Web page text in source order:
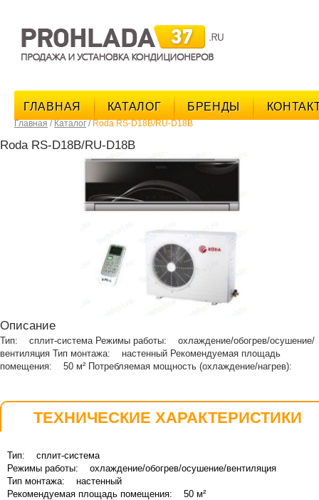
ГЛАВНАЯ КАТАЛОГ БРЕНДЫ
Главная / Каталог / Roda RS-D18B/RU-D18B
Roda RS-D18B/RU-D18B
Описание
Тип: сплит-система Режимы работы: охлаждение/обогрев/осушение/
вентиляция Тип монтажа: настенный Рекомендуемая площадь
помещения: 50 м² Потребляемая мощность (охлаждение/нагрев):
ТЕХНИЧЕСКИЕ ХАРАКТЕРИСТИКИ
Тип: сплит-система
Режимы работы: охлаждение/обогрев/осушение/вентиляция
Тип монтажа: настенный
Рекомендуемая площадь помещения: 50 м²